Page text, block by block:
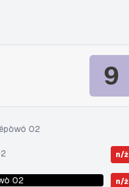
9
02
n/ż
02 n/ż